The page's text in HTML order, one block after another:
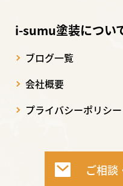
i-sumu塗装につい
ブログ一覧
会社概要
プライバシーポリシー
ご相談